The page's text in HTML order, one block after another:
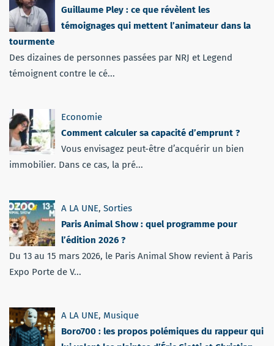
Guillaume Pley : ce que révèlent les
témoignages qui mettent l’animateur dans la
tourmente
Des dizaines de personnes passées par NRJ et Legend
témoignent contre le cé...
Economie
Comment calculer sa capacité d’emprunt ?
Vous envisagez peut-être d’acquérir un bien
immobilier. Dans ce cas, la pré...
A LA UNE, Sorties
Paris Animal Show : quel programme pour
l’édition 2026 ?
Du 13 au 15 mars 2026, le Paris Animal Show revient à Paris
Expo Porte de V...
A LA UNE, Musique
Boro700 : les propos polémiques du rappeur qui